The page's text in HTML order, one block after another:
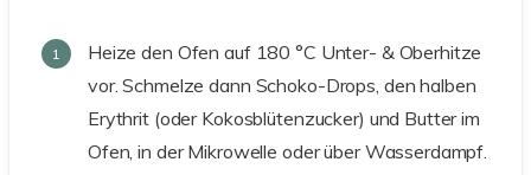
Heize den Ofen auf 180 °C Unter- & Oberhitze
vor. Schmelze dann Schoko-Drops, den halben
Erythrit (oder Kokosblütenzucker) und Butter im
Ofen, in der Mikrowelle oder über Wasserdampf.